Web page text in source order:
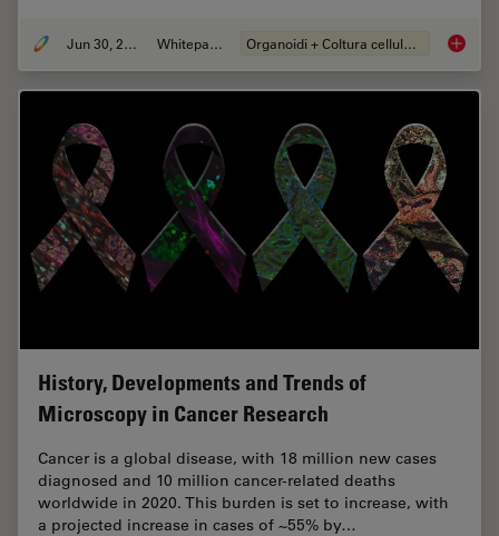
Jun 30, 2026 Whitepaper Organoidi + Coltura cellulare 3D
History, Developments and Trends of
Microscopy in Cancer Research
Cancer is a global disease, with 18 million new cases
diagnosed and 10 million cancer-related deaths
worldwide in 2020. This burden is set to increase, with
a projected increase in cases of ~55% by…